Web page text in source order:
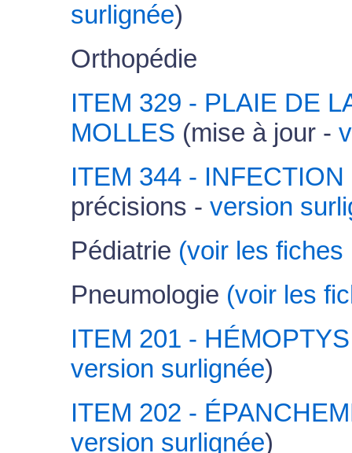
surlignée)
Orthopédie
ITEM 329 - PLAIE DE
MOLLES (mise à jour -
ITEM 344 -
précisions - version
Pédiatrie (voir les
Pneumologie (voir les
ITEM 201 -
version surlignée)
ITEM 202 -
version surlignée)